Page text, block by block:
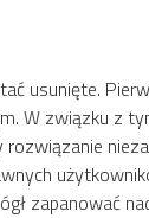
usunięte.
W związku z
zapanować